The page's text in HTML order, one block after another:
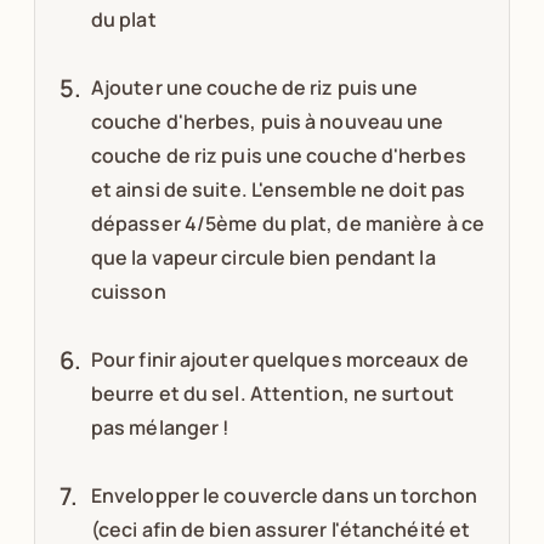
du plat
Ajouter une couche de riz puis une
couche d'herbes, puis à nouveau une
couche de riz puis une couche d'herbes
et ainsi de suite. L'ensemble ne doit pas
dépasser 4/5ème du plat, de manière à ce
que la vapeur circule bien pendant la
cuisson
Pour finir ajouter quelques morceaux de
beurre et du sel. Attention, ne surtout
pas mélanger !
Envelopper le couvercle dans un torchon
(ceci afin de bien assurer l'étanchéité et